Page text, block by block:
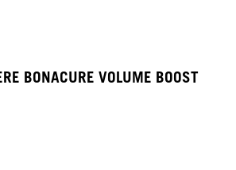
BONACURE VOLUME BOOST